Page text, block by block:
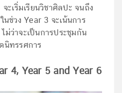
ะเริ่มเรียนวิชาศิลปะ จนถึง
นช่วง Year 3 จะเน้นการ
ม่ว่าจะเป็นการประชุมกัน
นิทรรศการ
4, Year 5 and Year 6